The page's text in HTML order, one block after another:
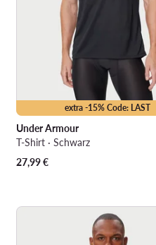
extra -15% Code: LAST
Under Armour
T-Shirt · Schwarz
27,99€